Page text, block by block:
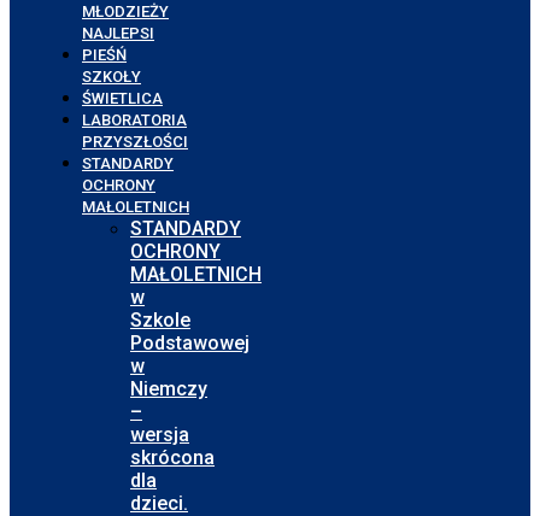
MŁODZIEŻY
NAJLEPSI
PIEŚŃ
SZKOŁY
ŚWIETLICA
LABORATORIA
PRZYSZŁOŚCI
STANDARDY
OCHRONY
MAŁOLETNICH
STANDARDY
OCHRONY
MAŁOLETNICH
w
Szkole
Podstawowej
w
Niemczy
–
wersja
skrócona
dla
dzieci.